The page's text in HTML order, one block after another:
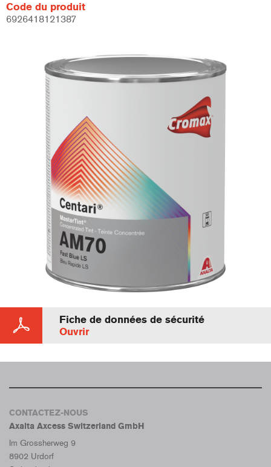
Code du produit
6926418121387
Fiche de données de sécurité
Ouvrir
CONTACTEZ-NOUS
Axalta Axcess Switzerland GmbH
Im Grossherweg 9
8902 Urdorf